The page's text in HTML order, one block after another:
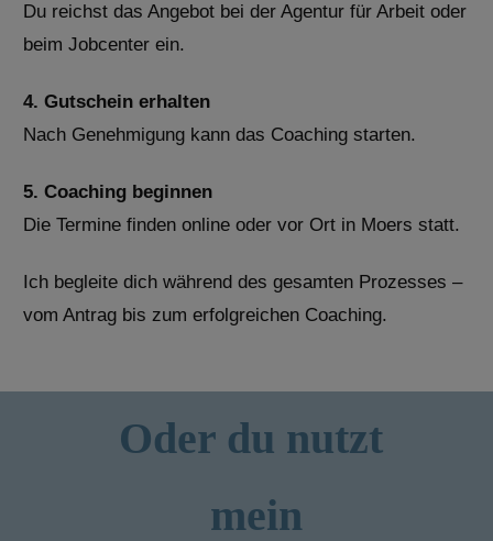
Du reichst das Angebot bei der Agentur für Arbeit oder
beim Jobcenter ein.
4. Gutschein erhalten
Nach Genehmigung kann das Coaching starten.
5. Coaching beginnen
Die Termine finden online oder vor Ort in Moers statt.
Ich begleite dich während des gesamten Prozesses –
vom Antrag bis zum erfolgreichen Coaching.
Oder du nutzt
mein